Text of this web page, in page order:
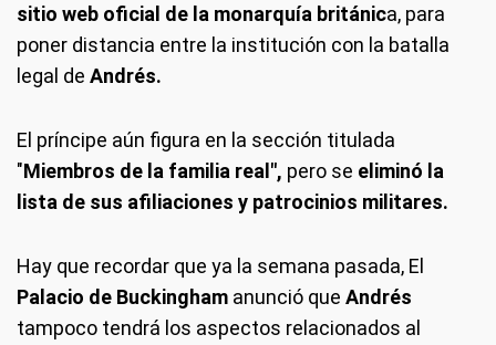
sitio web oficial de la monarquía británica, para
poner distancia entre la institución con la batalla
legal de Andrés.
El príncipe aún figura en la sección titulada
"Miembros de la familia real", pero se eliminó la
lista de sus afiliaciones y patrocinios militares.
Hay que recordar que ya la semana pasada, El
Palacio de Buckingham anunció que Andrés
tampoco tendrá los aspectos relacionados al